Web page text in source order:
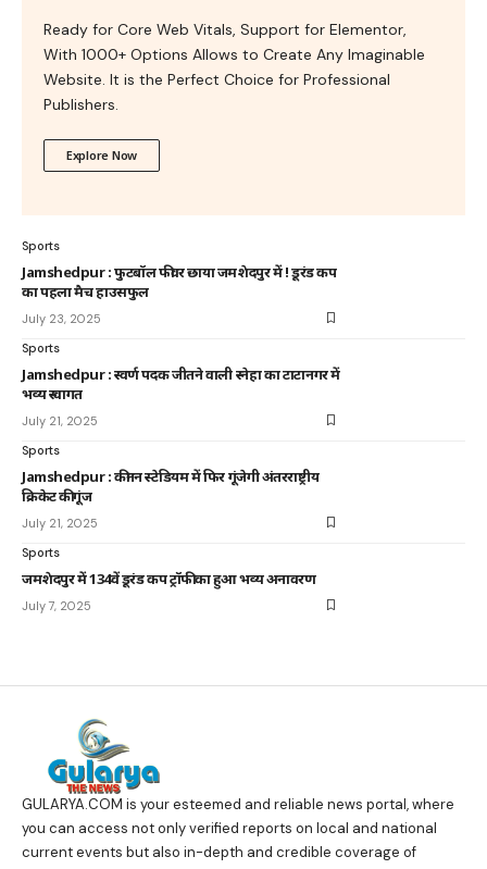
Ready for Core Web Vitals, Support for Elementor,
With 1000+ Options Allows to Create Any Imaginable
Website. It is the Perfect Choice for Professional
Publishers.
Explore Now
Sports
Jamshedpur : फुटबॉल फीवर छाया जमशेदपुर में ! डूरंड कप
का पहला मैच हाउसफुल
July 23, 2025
Sports
Jamshedpur : स्वर्ण पदक जीतने वाली स्नेहा का टाटानगर में
भव्य स्वागत
July 21, 2025
Sports
Jamshedpur : कीनन स्टेडियम में फिर गूंजेगी अंतरराष्ट्रीय
क्रिकेट की गूंज
July 21, 2025
Sports
जमशेदपुर में 134वें डूरंड कप ट्रॉफी का हुआ भव्य अनावरण
July 7, 2025
GULARYA.COM is your esteemed and reliable news portal, where
you can access not only verified reports on local and national
current events but also in-depth and credible coverage of